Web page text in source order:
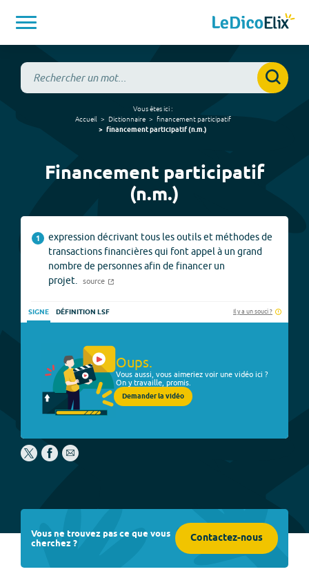
Vous êtes ici :
Accueil
Dictionnaire financement participatif
financement participatif(n.m.)
Financement participatif
(n.m.)
1
expression décrivant tous les outils et méthodes de
transactions financières qui font appel à un grand
nombre de personnes afin de financer un
projet.
source
SIGNE DÉFINITION LSF Il y a un souci ?
Oups.
Vous aussi, vous aimeriez voir une vidéo ici ?
On y travaille, promis.
Demander la vidéo
Vous ne trouvez pas ce que vous
cherchez ? Contactez-nous